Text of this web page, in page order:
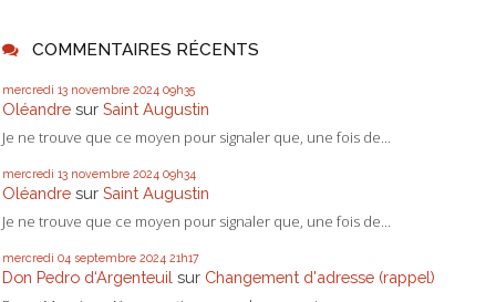
COMMENTAIRES RÉCENTS
mercredi 13 novembre 2024 09h35
Oléandre sur Saint Augustin
Je ne trouve que ce moyen pour signaler que, une fois de...
mercredi 13 novembre 2024 09h34
Oléandre sur Saint Augustin
Je ne trouve que ce moyen pour signaler que, une fois de...
mercredi 04 septembre 2024 21h17
Don Pedro d‘Argenteuil sur Changement d'adresse (rappel)